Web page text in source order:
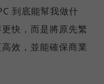
到底能幫我做什
快，而是將原先繁
效，並能確保商業